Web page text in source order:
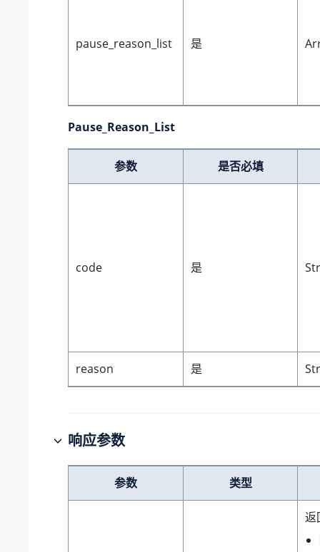
pause_reason_list 是
Pause_Reason_List
参数 是否必填
code 是
reason 是
响应参数
参数 类型
返